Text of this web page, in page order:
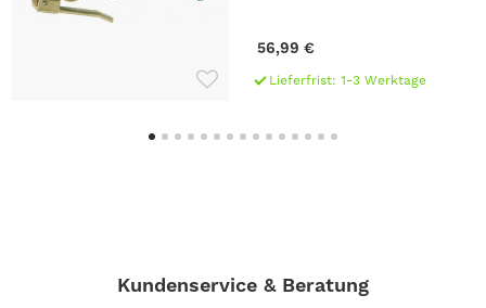
56,99 €
Lieferfrist: 1-3 Werktage
Kundenservice & Beratung